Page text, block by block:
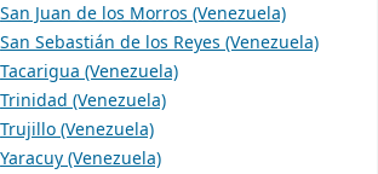
San Juan de los Morros (Venezuela)
San Sebastián de los Reyes (Venezuela)
Tacarigua (Venezuela)
Trinidad (Venezuela)
Trujillo (Venezuela)
Yaracuy (Venezuela)